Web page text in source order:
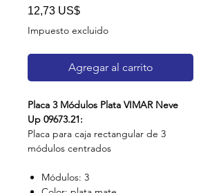
12,73 US$Precio
Impuesto excluido
Agregar al carrito
Placa 3 Módulos Plata VIMAR Neve
Up 09673.21:
Placa para caja rectangular de 3
módulos centrados
Módulos: 3